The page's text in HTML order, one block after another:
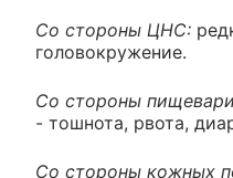
Со стороны ЦНС:
головокружение.
Со стороны
- тошнота, рвота,
Со стороны кожных